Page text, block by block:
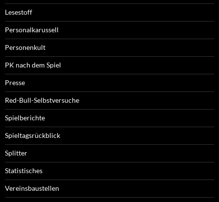
Lesestoff
Personalkarussell
Personenkult
PK nach dem Spiel
Presse
Red-Bull-Selbstversuche
Spielberichte
Spieltagsrückblick
Splitter
Statistisches
Vereinsbaustellen